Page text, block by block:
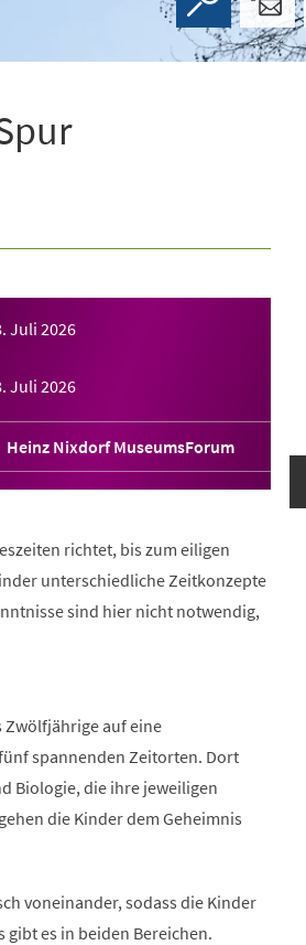
Juli 2026
Juli 2026
Heinz Nixdorf MuseumsForum
richtet, bis zum eiligen
unterschiedliche Zeitkonzepte
sind hier nicht notwendig,
Zwölfjährige auf eine
spannenden Zeitorten. Dort
Biologie, die ihre jeweiligen
die Kinder dem Geheimnis
voneinander, sodass die Kinder
gibt es in beiden Bereichen.